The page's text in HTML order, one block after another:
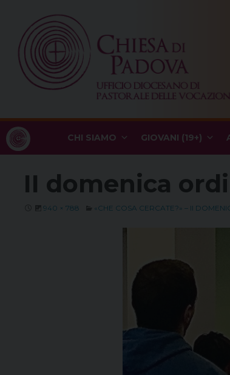
content
CHI SIAMO GIOVANI (19+)
II domenica
940 × 788 «CHE COSA CERCATE?» – II